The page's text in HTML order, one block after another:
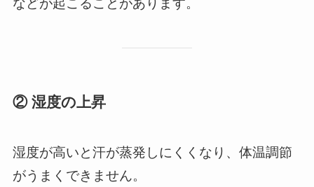
などが起こることがあります。
② 湿度の上昇
湿度が高いと汗が蒸発しにくくなり、体温調節
がうまくできません。